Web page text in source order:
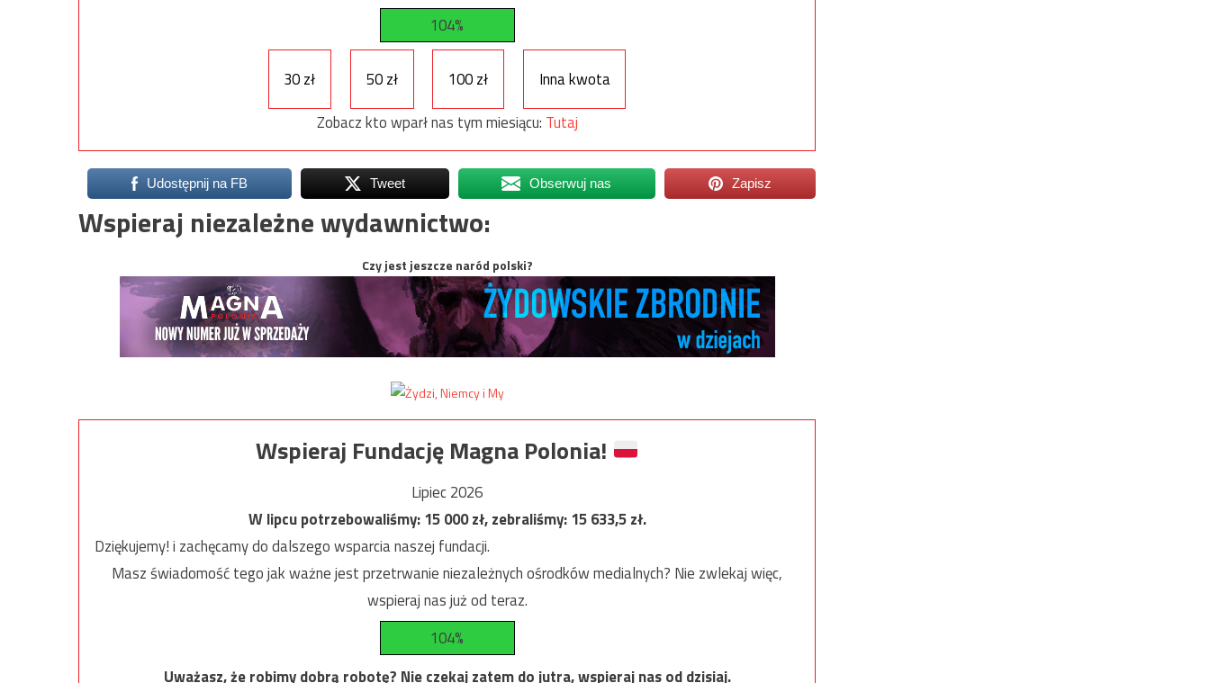
104%
30 zł 50 zł 100 zł
Inna kwota
Zobacz kto wparł nas tym miesiącu: Tutaj
Udostępnij na FB Tweet Obserwuj nas Zapisz
Wspieraj niezależne wydawnictwo:
Czy jest jeszcze naród polski?
Wspieraj Fundację Magna Polonia!
Lipiec 2026
W lipcu potrzebowaliśmy:15 000zł, zebraliśmy:15 633,5zł.
Dziękujemy! i zachęcamy do dalszego wsparcia naszej fundacji.
Masz świadomość tego jak ważne jest przetrwanie niezależnych ośrodków medialnych? Nie zwlekaj więc,
wspieraj nas już od teraz.
104%
Uważasz, że robimy dobrą robotę? Nie czekaj zatem do jutra, wspieraj nas od dzisiaj.